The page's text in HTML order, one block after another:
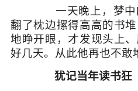
一天晚上，梦中
翻了枕边摞得高高的书
地睁开眼，才发现头上
好几天。从此他再也不敢
犹记当年读书狂